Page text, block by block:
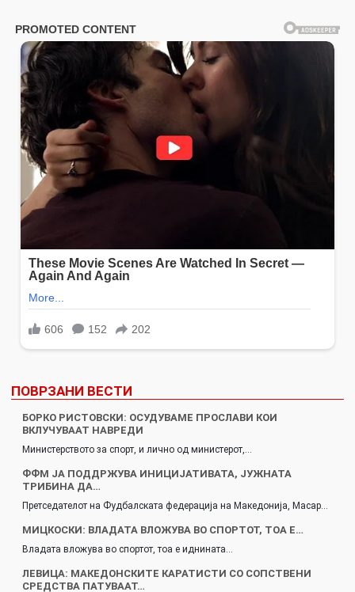
ПОВРЗАНИ ВЕСТИ
БОРКО РИСТОВСКИ: ОСУДУВАМЕ ПРОСЛАВИ КОИ
ВКЛУЧУВААТ НАВРЕДИ
Министерството за спорт, и лично од министерот,…
ФФМ ЈА ПОДДРЖУВА ИНИЦИЈАТИВАТА, ЈУЖНАТА
ТРИБИНА ДА…
Претседателот на Фудбалската федерација на Македонија, Масар…
МИЦКОСКИ: ВЛАДАТА ВЛОЖУВА ВО СПОРТОТ, ТОА Е…
Владата вложува во спортот, тоа е иднината…
ЛЕВИЦА: МАКЕДОНСКИТЕ КАРАТИСТИ СО СОПСТВЕНИ
СРЕДСТВА ПАТУВААТ…